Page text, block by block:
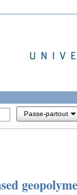
Passe-partout